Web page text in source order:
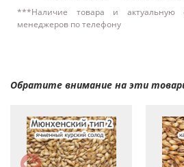
***Наличие товара и актуальную
менеджеров по телефону
Обратите внимание на эти